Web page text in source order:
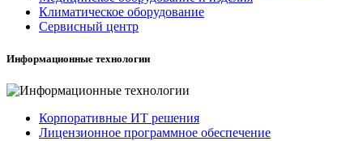
Климатическое оборудование
Сервисный центр
Информационные технологии
Корпоративные ИТ решения
Лицензионное программное обеспечение